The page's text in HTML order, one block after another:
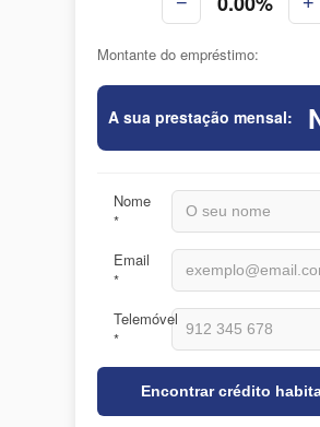
Montante do empréstimo:
A sua prestação mensal:
Nome
*
Email
*
Telemóvel
*
Encontrar crédito